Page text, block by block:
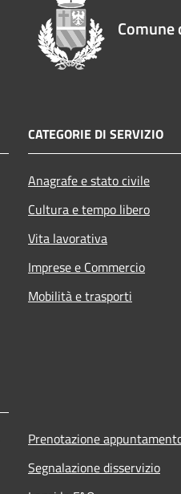
CATEGORIE DI SERVIZIO
Anagrafe e stato civile
Cultura e tempo libero
Vita lavorativa
Imprese e Commercio
Mobilità e trasporti
Prenotazione
Segnalazione disservizio